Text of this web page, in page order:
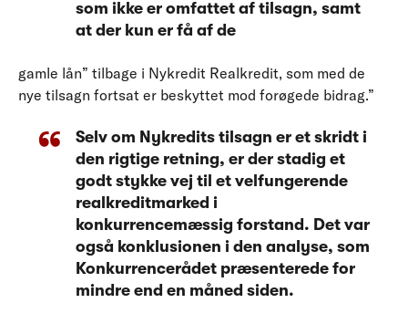
som ikke er omfattet af tilsagn, samt
at der kun er få af de
gamle lån” tilbage i Nykredit Realkredit, som med de
nye tilsagn fortsat er beskyttet mod forøgede bidrag.”
Selv om Nykredits tilsagn er et skridt i
den rigtige retning, er der stadig et
godt stykke vej til et velfungerende
realkreditmarked i
konkurrencemæssig forstand. Det var
også konklusionen i den analyse, som
Konkurrencerådet præsenterede for
mindre end en måned siden.